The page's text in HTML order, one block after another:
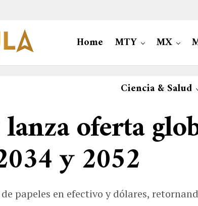
Home MTY MX
Ciencia & Salud
oferta
y 2052
papeles en efectivo y dólares,